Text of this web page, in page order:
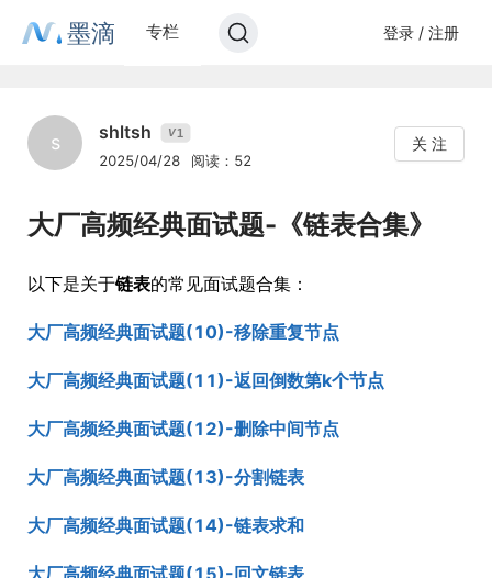
墨滴 专栏 登录 / 注册
s shltsh V1
2025/04/28 阅读：52
关 注
大厂高频经典面试题-《链表合集》
以下是关于链表的常见面试题合集：
大厂高频经典面试题(10)-移除重复节点
大厂高频经典面试题(11)-返回倒数第k个节点
大厂高频经典面试题(12)-删除中间节点
大厂高频经典面试题(13)-分割链表
大厂高频经典面试题(14)-链表求和
大厂高频经典面试题(15)-回文链表